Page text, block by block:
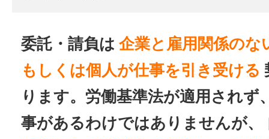
委託・請負は 企業と雇用関係のな
もしくは個人が仕事を引き受ける
ります。労働基準法が適用されず
事があるわけではありませんが、